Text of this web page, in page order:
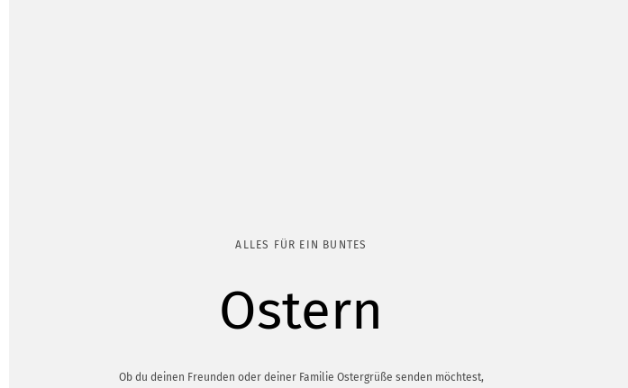
ALLES FÜR EIN BUNTES
Ostern
Ob du deinen Freunden oder deiner Familie Ostergrüße senden möchtest,